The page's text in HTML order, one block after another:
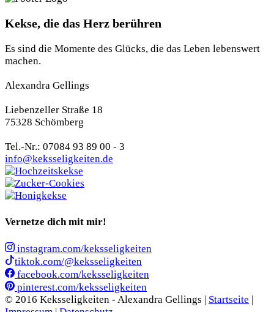
Kekse, die das Herz berühren
Es sind die Momente des Glücks, die das Leben lebenswert
machen.
Alexandra Gellings
Liebenzeller Straße 18
75328 Schömberg
Tel.-Nr.: 07084 93 89 00 - 3
info@keksseligkeiten.de
Vernetze dich mit mir!
instagram.com/keksseligkeiten
tiktok.com/@keksseligkeiten
facebook.com/keksseligkeiten
pinterest.com/keksseligkeiten
© 2016 Keksseligkeiten - Alexandra Gellings | Startseite |